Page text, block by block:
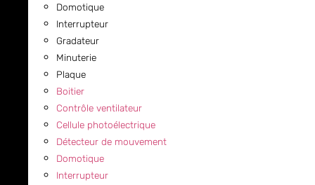
Domotique
Interrupteur
Gradateur
Minuterie
Plaque
Boitier
Contrôle ventilateur
Cellule photoélectrique
Détecteur de mouvement
Domotique
Interrupteur